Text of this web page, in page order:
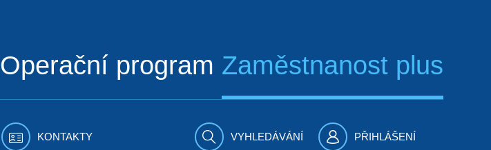
Operační program Zaměstnanost plus
KONTAKTY VYHLEDÁVÁNÍ PŘIHLÁŠENÍ